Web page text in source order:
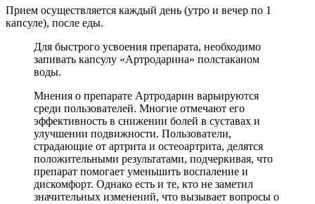
Прием осуществляется каждый день (утро и вечер по 1
капсуле), после еды.
Для быстрого усвоения препарата, необходимо
запивать капсулу «Артродарина» полстаканом
воды.
Мнения о препарате Артродарин варьируются
среди пользователей. Многие отмечают его
эффективность в снижении болей в суставах и
улучшении подвижности. Пользователи,
страдающие от артрита и остеоартрита, делятся
положительными результатами, подчеркивая, что
препарат помогает уменьшить воспаление и
дискомфорт. Однако есть и те, кто не заметил
значительных изменений, что вызывает вопросы о